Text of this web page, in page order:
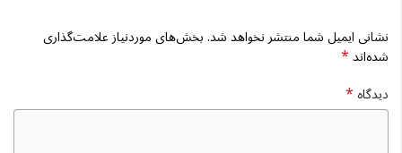
نشانی ایمیل شما منتشر نخواهد شد.بخش‌های موردنیاز علامت‌گذاری
شده‌اند*
دیدگاه *